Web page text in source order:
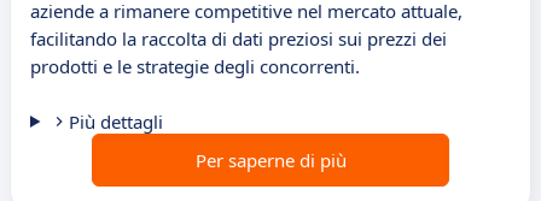
aziende a rimanere competitive nel mercato attuale,
facilitando la raccolta di dati preziosi sui prezzi dei
prodotti e le strategie degli concorrenti.
Più dettagli
Per saperne di più